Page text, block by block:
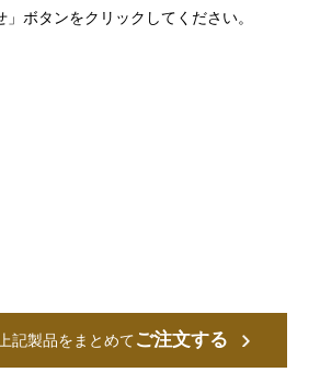
ボタンをクリックしてください。
上記製品をまとめてご注文する